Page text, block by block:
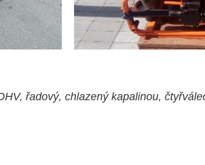
řadový, chlazený kapalinou,